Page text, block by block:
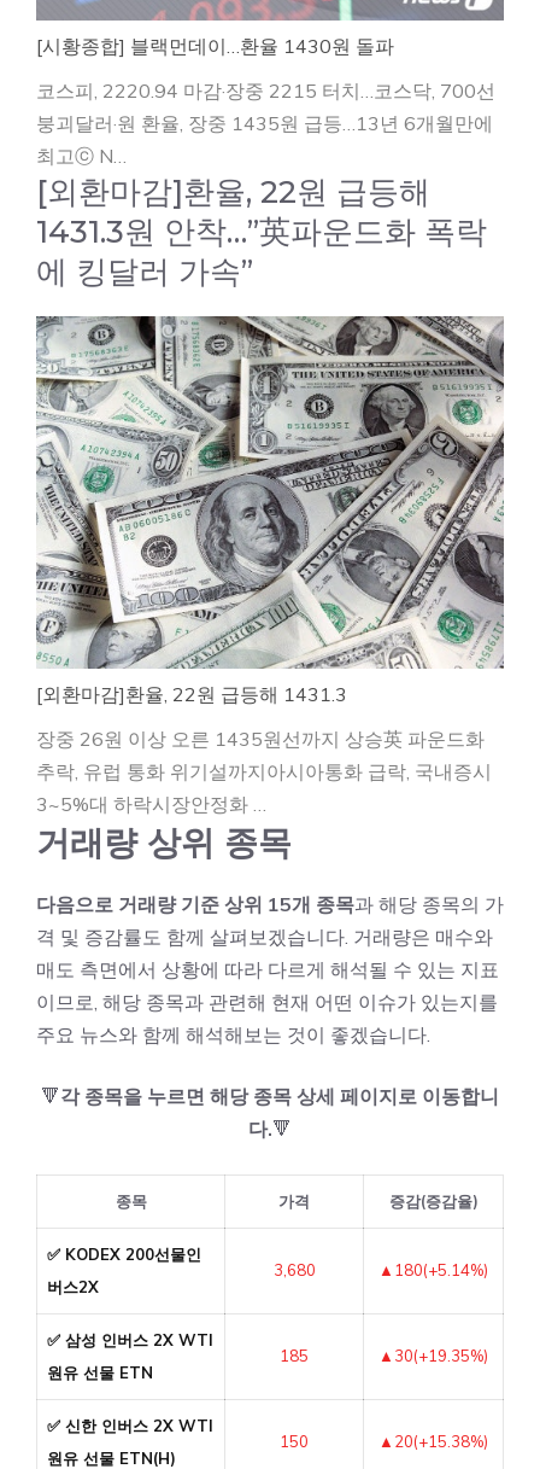
[시황종합] 블랙먼데이…환율 1430원 돌파
코스피, 2220.94 마감·장중 2215 터치…코스닥, 700선
붕괴달러·원 환율, 장중 1435원 급등…13년 6개월만에
최고ⓒ N…
[외환마감]환율, 22원 급등해
1431.3원 안착…”英파운드화 폭락
에 킹달러 가속”
[외환마감]환율, 22원 급등해 1431.3
장중 26원 이상 오른 1435원선까지 상승英 파운드화
추락, 유럽 통화 위기설까지아시아통화 급락, 국내증시
3~5%대 하락시장안정화 …
거래량 상위 종목
다음으로 거래량 기준 상위 15개 종목과 해당 종목의 가
격 및 증감률도 함께 살펴보겠습니다. 거래량은 매수와
매도 측면에서 상황에 따라 다르게 해석될 수 있는 지표
이므로, 해당 종목과 관련해 현재 어떤 이슈가 있는지를
주요 뉴스와 함께 해석해보는 것이 좋겠습니다.
🔻각 종목을 누르면 해당 종목 상세 페이지로 이동합니
다.🔻
종목 가격 증감(증감율)
✅ KODEX 200선물인
버스2X
3,680 ▲180(+5.14%)
✅ 삼성 인버스 2X WTI
원유 선물 ETN
185 ▲30(+19.35%)
✅ 신한 인버스 2X WTI
원유 선물 ETN(H)
150 ▲20(+15.38%)